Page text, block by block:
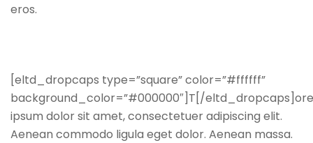
eros.
[eltd_dropcaps type=”square” color=”#ffffff”
background_color=”#000000″]T[/
ipsum dolor sit amet, consectetuer adipiscing elit.
Aenean commodo ligula eget dolor. Aenean massa.